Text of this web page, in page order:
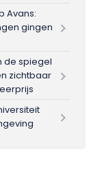
Avans:
gingen
de spiegel
zichtbaar